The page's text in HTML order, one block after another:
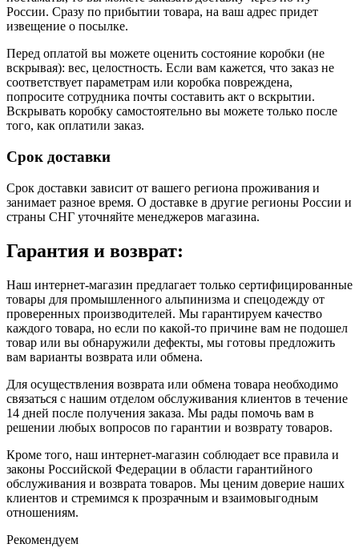
России. Сразу по прибытии товара, на ваш адрес придет
извещение о посылке.
Перед оплатой вы можете оценить состояние коробки (не
вскрывая): вес, целостность. Если вам кажется, что заказ не
соответствует параметрам или коробка повреждена,
попросите сотрудника почты составить акт о вскрытии.
Вскрывать коробку самостоятельно вы можете только после
того, как оплатили заказ.
Срок доставки
Срок доставки зависит от вашего региона проживания и
занимает разное время. О доставке в другие регионы России и
страны СНГ уточняйте менеджеров магазина.
Гарантия и возврат:
Наш интернет-магазин предлагает только сертифицированные
товары для промышленного альпинизма и спецодежду от
проверенных производителей. Мы гарантируем качество
каждого товара, но если по какой-то причине вам не подошел
товар или вы обнаружили дефекты, мы готовы предложить
вам варианты возврата или обмена.
Для осуществления возврата или обмена товара необходимо
связаться с нашим отделом обслуживания клиентов в течение
14 дней после получения заказа. Мы рады помочь вам в
решении любых вопросов по гарантии и возврату товаров.
Кроме того, наш интернет-магазин соблюдает все правила и
законы Российской Федерации в области гарантийного
обслуживания и возврата товаров. Мы ценим доверие наших
клиентов и стремимся к прозрачным и взаимовыгодным
отношениям.
Рекомендуем